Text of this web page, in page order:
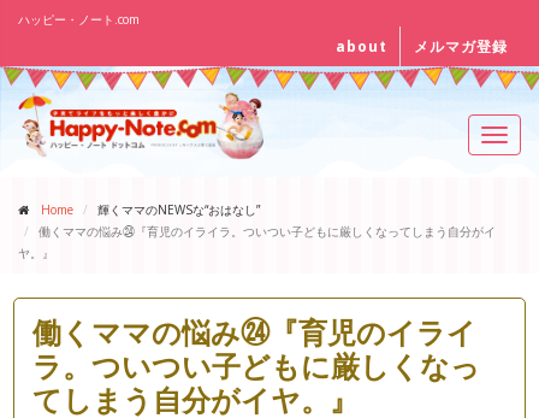
ハッピー・ノート.com
about メルマガ登録
Home
輝くママのNEWSな“おはなし”
働くママの悩み㉔『育児のイライラ。ついつい子どもに厳しくなってしまう自分がイ
ヤ。』
働くママの悩み㉔『育児のイライ
ラ。ついつい子どもに厳しくなっ
てしまう自分がイヤ。』